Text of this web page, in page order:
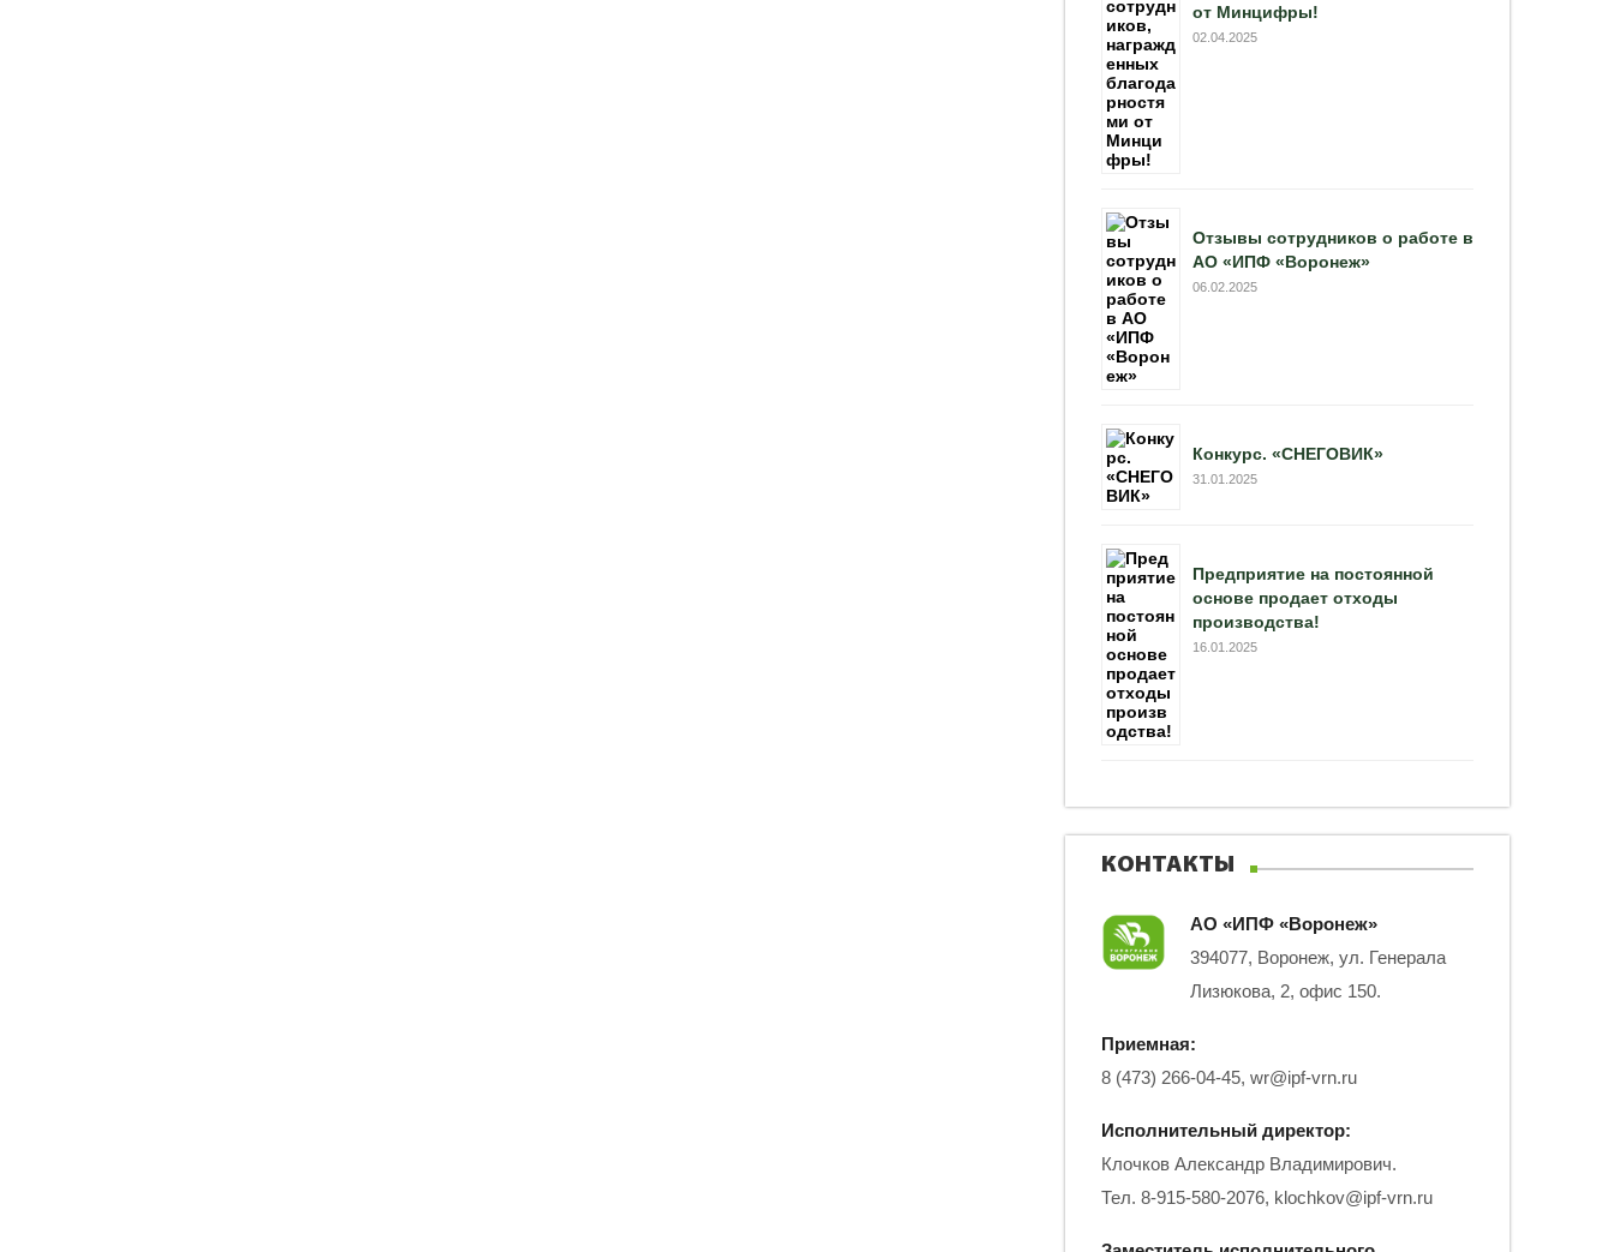
от Минцифры!
02.04.2025
Отзывы сотрудников о работе в
АО «ИПФ «Воронеж»
06.02.2025
Конкурс. «СНЕГОВИК»
31.01.2025
Предприятие на постоянной
основе продает отходы
производства!
16.01.2025
КОНТАКТЫ
АО «ИПФ «Воронеж»
394077, Воронеж, ул. Генерала
Лизюкова, 2, офис 150.
Приемная:
8 (473) 266-04-45, wr@ipf-vrn.ru
Исполнительный директор:
Клочков Александр Владимирович.
Тел. 8-915-580-2076, klochkov@ipf-vrn.ru